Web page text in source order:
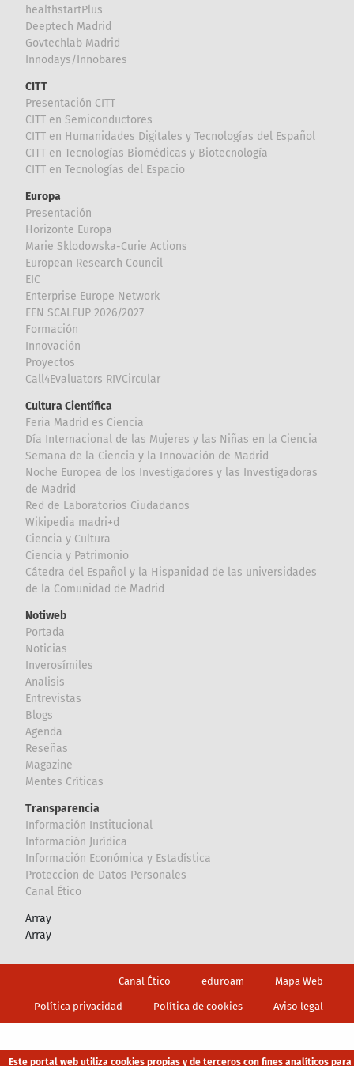
healthstartPlus
Deeptech Madrid
Govtechlab Madrid
Innodays/Innobares
CITT
Presentación CITT
CITT en Semiconductores
CITT en Humanidades Digitales y Tecnologías del Español
CITT en Tecnologías Biomédicas y Biotecnología
CITT en Tecnologías del Espacio
Europa
Presentación
Horizonte Europa
Marie Sklodowska-Curie Actions
European Research Council
EIC
Enterprise Europe Network
EEN SCALEUP 2026/2027
Formación
Innovación
Proyectos
Call4Evaluators RIVCircular
Cultura Científica
Feria Madrid es Ciencia
Día Internacional de las Mujeres y las Niñas en la Ciencia
Semana de la Ciencia y la Innovación de Madrid
Noche Europea de los Investigadores y las Investigadoras
de Madrid
Red de Laboratorios Ciudadanos
Wikipedia madri+d
Ciencia y Cultura
Ciencia y Patrimonio
Cátedra del Español y la Hispanidad de las universidades
de la Comunidad de Madrid
Notiweb
Portada
Noticias
Inverosímiles
Analisis
Entrevistas
Blogs
Agenda
Reseñas
Magazine
Mentes Críticas
Transparencia
Información Institucional
Información Jurídica
Información Económica y Estadística
Proteccion de Datos Personales
Canal Ético
Array
Array
Canal Ético eduroam Mapa Web
Política privacidad Política de cookies Aviso legal
Este portal web utiliza cookies propias y de terceros con fines analíticos para